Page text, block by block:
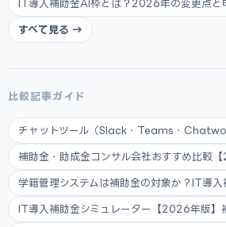
IT導入補助金AI枠とは？2026年の変更点と
すべて見る →
比較記事ガイド
チャットツール（Slack・Teams・
補助金・助成金コンサル会社おすすめ比較【
学籍管理システムは補助金の対象か？IT導入
IT導入補助金シミュレーター【2026年版】